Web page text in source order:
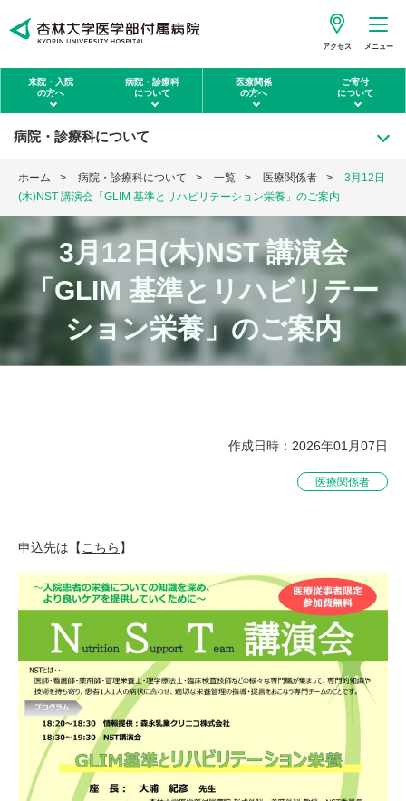
アクセス メニュー
来院・入院
の方へ
病院・診療科
について
医療関係
の方へ
ご寄付
について
病院・診療科について
ホーム 病院・診療科について 一覧 医療関係者
3月12日
(木)NST 講演会「GLIM 基準とリハビリテーション栄養」のご案内
3月12日(木)NST 講演会
「GLIM 基準とリハビリテー
ション栄養」のご案内
作成日時：2026年01月07日
医療関係者
申込先は【 こちら 】